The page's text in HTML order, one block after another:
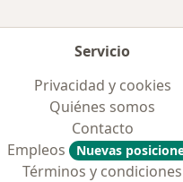
Servicio
Privacidad y cookies
Quiénes somos
Contacto
Empleos
Nuevas
Términos y condiciones